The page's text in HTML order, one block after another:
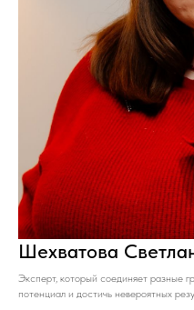
Шехватова
Эксперт, который соединяет разные
потенциал и достичь невероятных